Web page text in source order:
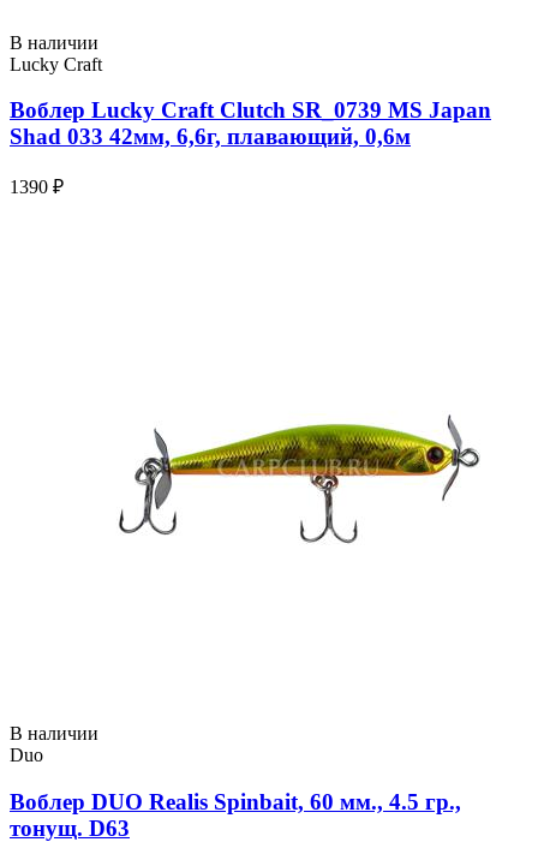
В наличии
Lucky Craft
Воблер Lucky Craft Clutch SR_0739 MS Japan
Shad 033 42мм, 6,6г, плавающий, 0,6м
1390 ₽
В наличии
Duo
Воблер DUO Realis Spinbait, 60 мм., 4.5 гр.,
тонущ. D63